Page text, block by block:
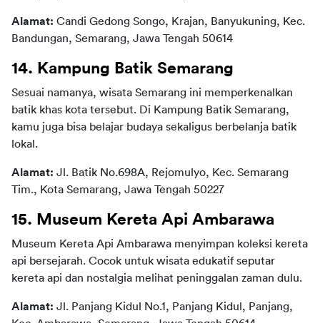
Alamat: Candi Gedong Songo, Krajan, Banyukuning, Kec.
Bandungan, Semarang, Jawa Tengah 50614
14. Kampung Batik Semarang
Sesuai namanya, wisata Semarang ini memperkenalkan
batik khas kota tersebut. Di Kampung Batik Semarang,
kamu juga bisa belajar budaya sekaligus berbelanja batik
lokal.
Alamat: Jl. Batik No.698A, Rejomulyo, Kec. Semarang
Tim., Kota Semarang, Jawa Tengah 50227
15. Museum Kereta Api Ambarawa
Museum Kereta Api Ambarawa menyimpan koleksi kereta
api bersejarah. Cocok untuk wisata edukatif seputar
kereta api dan nostalgia melihat peninggalan zaman dulu.
Alamat: Jl. Panjang Kidul No.1, Panjang Kidul, Panjang,